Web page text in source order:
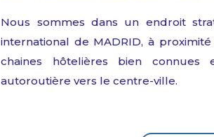
Nous sommes dans un endroit
international de MADRID, à proximité
chaines hôtelières bien connues
autoroutière vers lecentre-ville.